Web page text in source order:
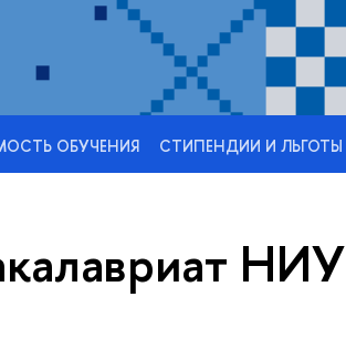
ОБУЧЕНИЯ СТИПЕНДИИ И ЛЬГОТЫ
НИУ